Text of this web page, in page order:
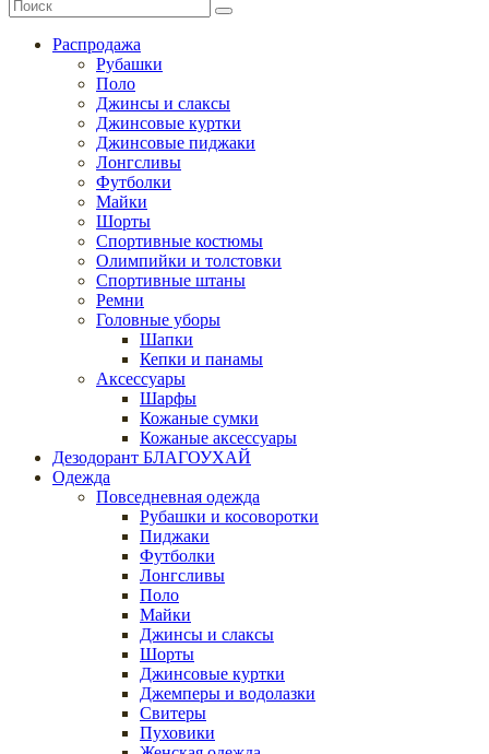
Распродажа
Рубашки
Поло
Джинсы и слаксы
Джинсовые куртки
Джинсовые пиджаки
Лонгсливы
Футболки
Майки
Шорты
Спортивные костюмы
Олимпийки и толстовки
Спортивные штаны
Ремни
Головные уборы
Шапки
Кепки и панамы
Аксессуары
Шарфы
Кожаные сумки
Кожаные аксессуары
Дезодорант БЛАГОУХАЙ
Одежда
Повседневная одежда
Рубашки и косоворотки
Пиджаки
Футболки
Лонгсливы
Поло
Майки
Джинсы и слаксы
Шорты
Джинсовые куртки
Джемперы и водолазки
Свитеры
Пуховики